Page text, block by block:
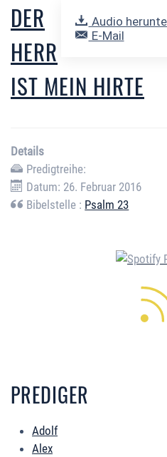
Audio
E-Mail
DER
HERR
IST MEIN HIRTE
Details
Predigtreihe:
Datum: 26. Februar 2016
Bibelstelle : Psalm 23
PREDIGER
Adolf
Alex